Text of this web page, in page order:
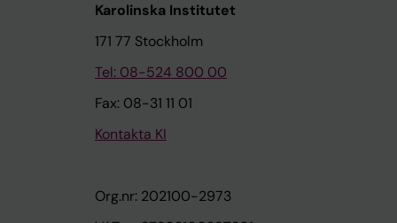
Karolinska Institutet
171 77 Stockholm
Tel: 08-524 800 00
Fax: 08-31 11 01
Kontakta KI
Org.nr: 202100-2973